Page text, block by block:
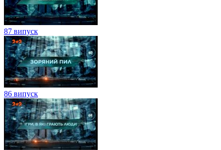
87 випуск
86 випуск